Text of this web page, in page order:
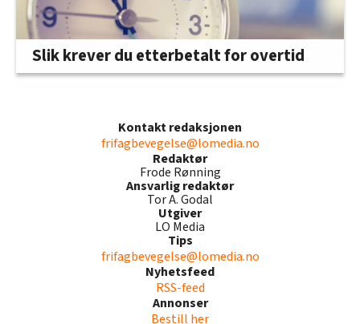
Slik krever du etterbetalt for overtid
Kontakt redaksjonen
frifagbevegelse@lomedia.no
Redaktør
Frode Rønning
Ansvarlig redaktør
Tor A. Godal
Utgiver
LO Media
Tips
frifagbevegelse@lomedia.no
Nyhetsfeed
RSS-feed
Annonser
Bestill her